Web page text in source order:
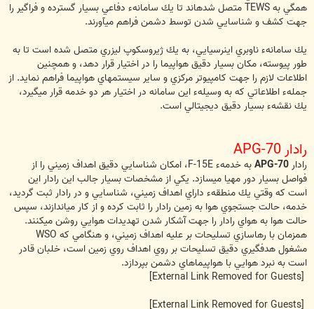
همگي به TEWS متصل شده‏اند تا يك سامانهء دفاعي بسيار گسترده و فراگير را
جهت كشف و شناسايي شدن توسط دشمن فراهم مي‏آورند.
يك سامانهء ناوبري اينرسيايي، به يك ژيروسكوپ ليزري متصل شده است تا به
طور پيوسته، مكان بسیار دقيق هواپيما را در اختيار قرار دهد، و همچنين
اطلاعات لازم را جهت كامپيوتر مركزي و ساير سيستم‏هاي هواپيما فراهم نمايد. از
جملهء اطلاعاتي كه به وسيلهء اين سامانه در اختيار هر دو خدمه قرار مي‏گيرد،
يك نقشهء بسيار دقيق ديجيتالي است.
رادار APG-70
رادار APG-70
به خدمهء F-15E، امكان شناسايي دقيق اهداف زميني را از
فواصل بسيار دور مهيا مي‏سازد. يكي از مشخصات بسيار جالب اين رادار اين
است كه وقتي يك منطقهء داراي اهداف زميني، شناسايي و در رادار ثبت گرديد،
خدمه، حالت جستجوي هوا به زمين رادار را ثابت كرده و از كار مي‏اندازند، سپس
حالت هوا به هواي رادار را جهت آشكار شدن تهديدات هوايي روشن مي‏كنند.
هم‏زمان با رهاسازي تسليحات بر عليه اهداف زميني، و هنگامي كه WSO
مشغول هدفگيري دقيق تسليحات بر روي اهداف روي زمين است، خلبان قادر
است به نبرد هوايي با هواپيماهاي دشمن بپردازد.